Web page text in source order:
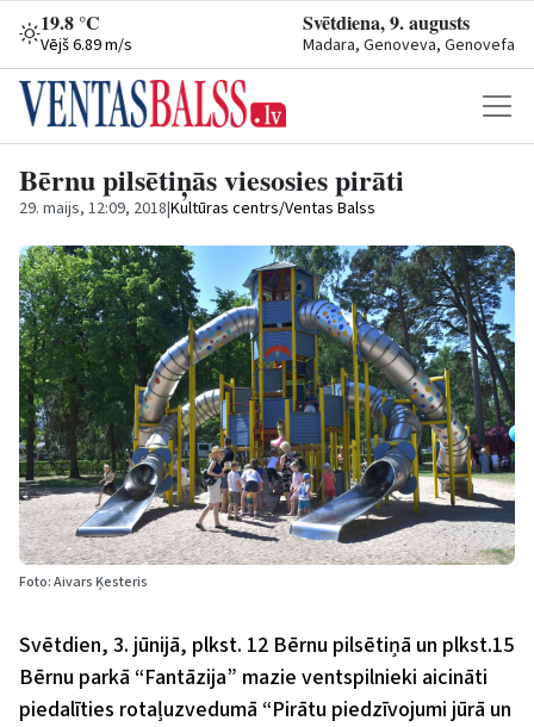
19.8 °C
Vējš 6.89 m/s
Svētdiena, 9. augusts
Madara, Genoveva, Genovefa
Bērnu pilsētiņās viesosies pirāti
29. maijs, 12:09, 2018|Kultūras centrs/Ventas Balss
Foto: Aivars Ķesteris
Svētdien, 3. jūnijā, plkst. 12 Bērnu pilsētiņā un plkst.15
Bērnu parkā “Fantāzija” mazie ventspilnieki aicināti
piedalīties rotaļuzvedumā “Pirātu piedzīvojumi jūrā un